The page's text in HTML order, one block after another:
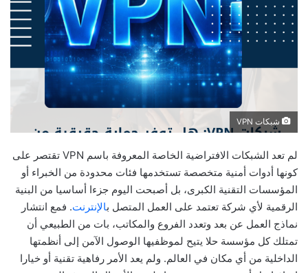
شبكات VPN
لم تعد الشبكات الافتراضية الخاصة المعروفة باسم VPN تقتصر على
كونها أدوات أمنية متخصصة تستخدمها فئات محدودة من الخبراء أو
المؤسسات التقنية الكبرى، بل أصبحت اليوم جزءا أساسيا من البنية
الرقمية لأي شركة تعتمد على العمل المتصل بالإنترنت. فمع انتشار
نماذج العمل عن بعد وتعدد الفروع والمكاتب، بات من الطبيعي أن
تمتلك كل مؤسسة حلا يتيح لموظفيها الوصول الآمن إلى أنظمتها
الداخلية من أي مكان في العالم. ولم يعد الأمر رفاهية تقنية أو خيارا